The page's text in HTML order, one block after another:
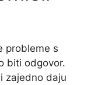
probleme s
biti odgovor.
zajedno daju